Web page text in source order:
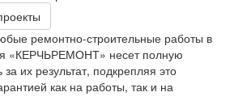
ремонтно-строительные работы в
«КЕРЧЬРЕМОНТ» несет полную
за их результат, подкрепляя это
как на работы, так и на